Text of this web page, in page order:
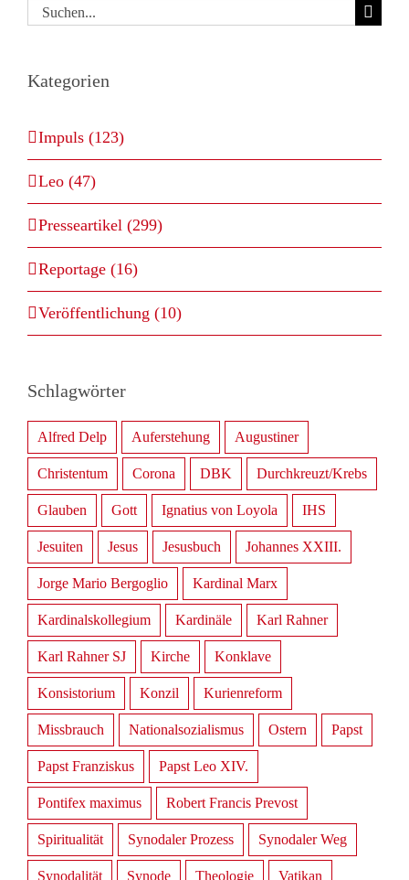
Suche
Kategorien
Impuls (123)
Leo (47)
Presseartikel (299)
Reportage (16)
Veröffentlichung (10)
Schlagwörter
Alfred Delp Auferstehung Augustiner
Christentum Corona DBK Durchkreuzt/Krebs
Glauben Gott Ignatius von Loyola IHS
Jesuiten Jesus Jesusbuch Johannes XXIII.
Jorge Mario Bergoglio Kardinal Marx
Kardinalskollegium Kardinäle Karl Rahner
Karl Rahner SJ Kirche Konklave
Konsistorium Konzil Kurienreform
Missbrauch Nationalsozialismus Ostern Papst
Papst Franziskus Papst Leo XIV.
Pontifex maximus Robert Francis Prevost
Spiritualität Synodaler Prozess Synodaler Weg
Synodalität Synode Theologie Vatikan